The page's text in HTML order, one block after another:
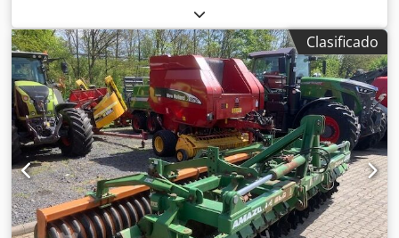
Clasificado